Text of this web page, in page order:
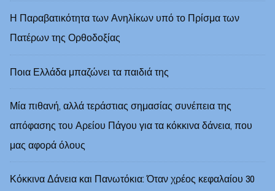
Η Παραβατικότητα των Ανηλίκων υπό το Πρίσμα των
Πατέρων της Ορθοδοξίας
Ποια Ελλάδα μπαζώνει τα παιδιά της
Μία πιθανή, αλλά τεράστιας σημασίας συνέπεια της
απόφασης του Αρείου Πάγου για τα κόκκινα δάνεια, που
μας αφορά όλους
Κόκκινα Δάνεια και Πανωτόκια: Όταν χρέος κεφαλαίου 30